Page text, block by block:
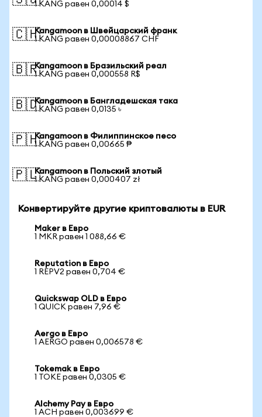
1 KANG равен 0,00014 $
🇨🇭Kangamoon в Швейцарский франк
1 KANG равен 0,00008867 CHF
🇧🇷Kangamoon в Бразильский реал
1 KANG равен 0,000558 R$
🇧🇩Kangamoon в Бангладешская така
1 KANG равен 0,0135 ৳
🇵🇭Kangamoon в Филиппинское песо
1 KANG равен 0,00665 ₱
🇵🇱Kangamoon в Польский злотый
1 KANG равен 0,000407 zł
Конвертируйте другие криптовалюты в EUR
Maker в Евро
1 MKR равен 1 088,66 €
Reputation в Евро
1 REPV2 равен 0,704 €
Quickswap OLD в Евро
1 QUICK равен 7,96 €
Aergo в Евро
1 AERGO равен 0,006578 €
Tokemak в Евро
1 TOKE равен 0,0305 €
Alchemy Pay в Евро
1 ACH равен 0,003699 €